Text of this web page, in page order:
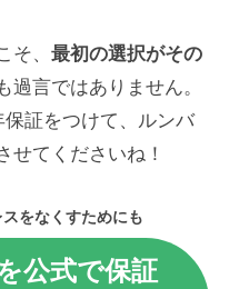
、 最初の選択がその
過言ではありません。
証をつけて、ルンバ
せてくださいね！
をなくすためにも
公式で保証